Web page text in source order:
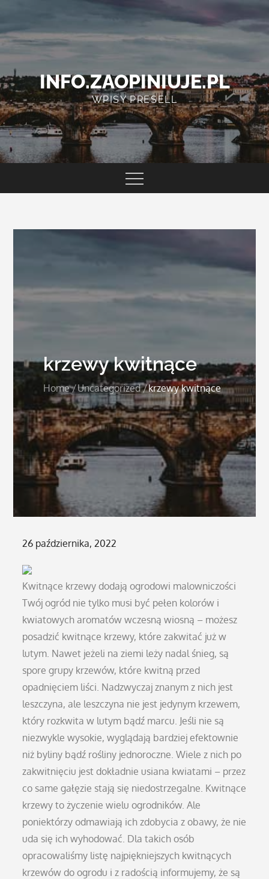
content
INFO.ZAOPINIUJE.PL
WPISY PRESELL
krzewy kwitnące
Home Uncategorized krzewy kwitnące
Posted
26 października, 2022
Kwitnące krzewy dodają ogrodowi malowniczości
Twój ogród nie tylko musi być pełen kolorów i
kwiatowych aromatów wczesną wiosną – możesz
posadzić kwitnące krzewy, które zakwitać już w
lutym. Nawet jeżeli na ziemi leży nadal śnieg, są
spore grupy krzewów, które kwitną przed
opadnięciem liści. Nadzwyczaj znanym z nich jest
leszczyna, ale leszczyna nie jest jedynym krzewem,
który rozkwita w lutym bądź marcu. Jeśli nie są
niezwykle wysokie, wyglądają bardziej efektownie
niż byliny bądź rośliny jednoroczne. Wiele z nich po
zakwitnięciu jest dokładnie usiana kwiatami – przez
co same gałęzie stają się niedostrzegalne. Kwitnące
krzewy to życzenie wielu ogrodników. Ale
poniektórzy odmawiają ich zdobycia z obawy, że nie
uda się ich wyhodować. Dla takich osób
opracowaliśmy listę najpiękniejszych kwitnących
krzewów do ogrodu i z radością informujemy, że są